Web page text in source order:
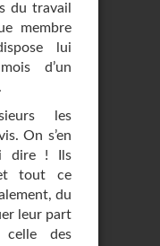
du travail
membre
lui
d’un
les
On s’en
dire ! Ils
tout ce
du
leur part
celle des